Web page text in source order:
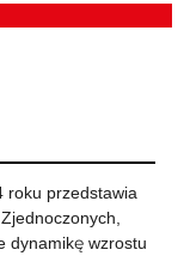
roku przedstawia
dynamikę wzrostu